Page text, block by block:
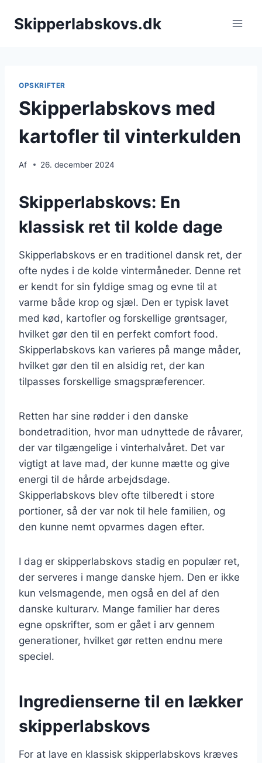
Skipperlabskovs.dk
OPSKRIFTER
Skipperlabskovs med
kartofler til vinterkulden
Af 26. december 2024
Skipperlabskovs: En
klassisk ret til kolde dage
Skipperlabskovs er en traditionel dansk ret, der
ofte nydes i de kolde vintermåneder. Denne ret
er kendt for sin fyldige smag og evne til at
varme både krop og sjæl. Den er typisk lavet
med kød, kartofler og forskellige grøntsager,
hvilket gør den til en perfekt comfort food.
Skipperlabskovs kan varieres på mange måder,
hvilket gør den til en alsidig ret, der kan
tilpasses forskellige smagspræferencer.
Retten har sine rødder i den danske
bondetradition, hvor man udnyttede de råvarer,
der var tilgængelige i vinterhalvåret. Det var
vigtigt at lave mad, der kunne mætte og give
energi til de hårde arbejdsdage.
Skipperlabskovs blev ofte tilberedt i store
portioner, så der var nok til hele familien, og
den kunne nemt opvarmes dagen efter.
I dag er skipperlabskovs stadig en populær ret,
der serveres i mange danske hjem. Den er ikke
kun velsmagende, men også en del af den
danske kulturarv. Mange familier har deres
egne opskrifter, som er gået i arv gennem
generationer, hvilket gør retten endnu mere
speciel.
Ingredienserne til en lækker
skipperlabskovs
For at lave en klassisk skipperlabskovs kræves